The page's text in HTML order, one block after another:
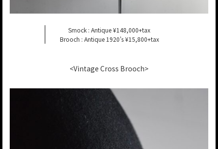
Smock : Antique ¥148,000+tax
Brooch : Antique 1920’s ¥15,800+tax
<Vintage Cross Brooch>